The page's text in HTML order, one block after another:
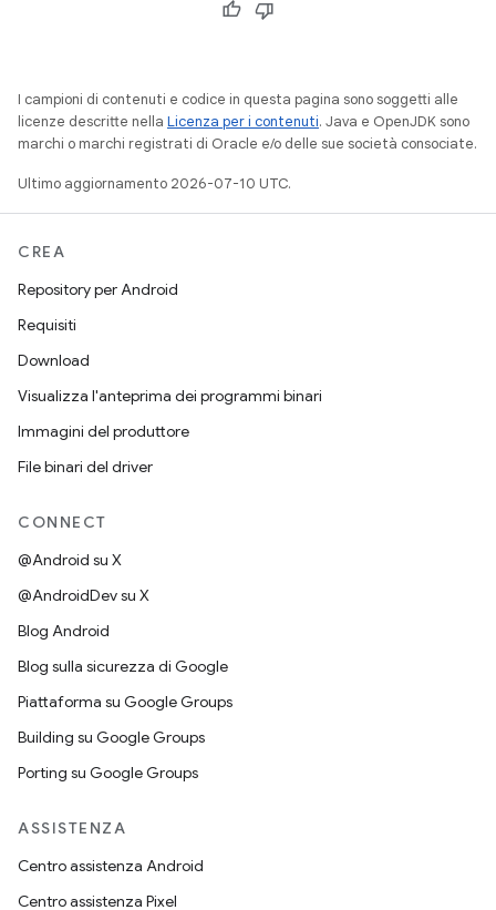
I campioni di contenuti e codice in questa pagina sono soggetti alle
licenze descritte nella Licenza per i contenuti. Java e OpenJDK sono
marchi o marchi registrati di Oracle e/o delle sue società consociate.
Ultimo aggiornamento 2026-07-10 UTC.
CREA
Repository per Android
Requisiti
Download
Visualizza l'anteprima dei programmi binari
Immagini del produttore
File binari del driver
CONNECT
@Android su X
@AndroidDev su X
Blog Android
Blog sulla sicurezza di Google
Piattaforma su Google Groups
Building su Google Groups
Porting su Google Groups
ASSISTENZA
Centro assistenza Android
Centro assistenza Pixel